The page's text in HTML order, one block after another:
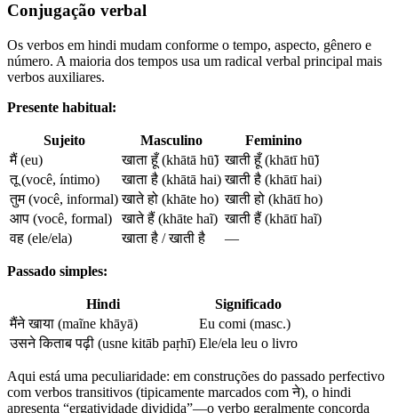
Conjugação verbal
Os verbos em hindi mudam conforme o tempo, aspecto, gênero e
número. A maioria dos tempos usa um radical verbal principal mais
verbos auxiliares.
Presente habitual:
Sujeito Masculino
Feminino
मैं (eu)
खाता हूँ (khātā hū̃) खाती हूँ (khātī hū̃)
तू (você, íntimo)
खाता है (khātā hai) खाती है (khātī hai)
तुम (você, informal) खाते हो (khāte ho) खाती हो (khātī ho)
आप (você, formal)
खाते हैं (khāte haĩ) खाती हैं (khātī haĩ)
वह (ele/ela)
खाता है / खाती है —
Passado simples:
Hindi
Significado
मैंने खाया (maĩne khāyā)
Eu comi (masc.)
उसने किताब पढ़ी (usne kitāb paṛhī) Ele/ela leu o livro
Aqui está uma peculiaridade: em construções do passado perfectivo
com verbos transitivos (tipicamente marcados com ने), o hindi
apresenta “ergatividade dividida”—o verbo geralmente concorda